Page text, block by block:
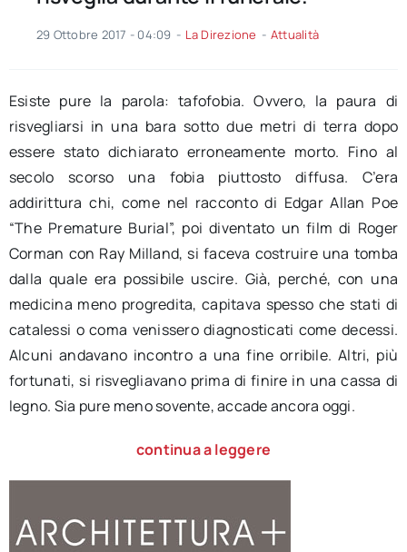
29 Ottobre 2017 - 04:09 - La Direzione - Attualità
Esiste pure la parola: tafofobia. Ovvero, la paura di
risvegliarsi in una bara sotto due metri di terra dopo
essere stato dichiarato erroneamente morto. Fino al
secolo scorso una fobia piuttosto diffusa. C’era
addirittura chi, come nel racconto di Edgar Allan Poe
“The Premature Burial”, poi diventato un film di Roger
Corman con Ray Milland, si faceva costruire una tomba
dalla quale era possibile uscire. Già, perché, con una
medicina meno progredita, capitava spesso che stati di
catalessi o coma venissero diagnosticati come decessi.
Alcuni andavano incontro a una fine orribile. Altri, più
fortunati, si risvegliavano prima di finire in una cassa di
legno. Sia pure meno sovente, accade ancora oggi.
continua a leggere